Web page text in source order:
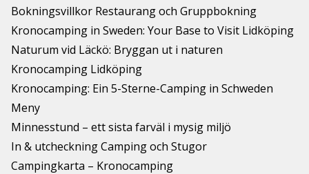
Bokningsvillkor Restaurang och Gruppbokning
Kronocamping in Sweden: Your Base to Visit Lidköping
Naturum vid Läckö: Bryggan ut i naturen
Kronocamping Lidköping
Kronocamping: Ein 5-Sterne-Camping in Schweden
Meny
Minnesstund – ett sista farväl i mysig miljö
In & utcheckning Camping och Stugor
Campingkarta – Kronocamping